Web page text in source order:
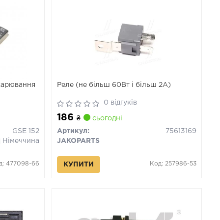
GSE 152
Німеччина
477098-66
Реле (не більш 60Вт і більш 2А)
0 відгуків
186₴ сьогодні
Артикул:
75613169
JAKOPARTS
КУПИТИ Код: 257986-53